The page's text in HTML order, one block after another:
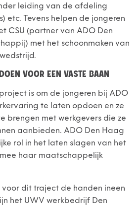
leiding van de afdeling
etc. Tevens helpen de jongeren
CSU (partner van ADO Den
met het schoonmaken van
VOOR EEN VASTE BAAN
is om de jongeren bij ADO
te laten opdoen en ze
brengen met werkgevers die ze
aanbieden. ADO Den Haag
rol in het laten slagen van het
haar maatschappelijk
dit traject de handen ineen
het UWV werkbedrijf Den